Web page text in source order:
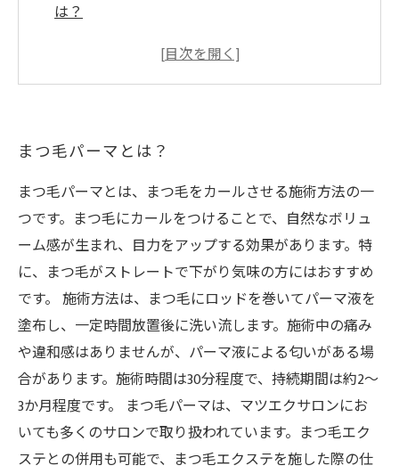
は？
施術前の注意点は？
っておきたいポイントとは？
監修者：colette.スタッフ
まつ毛パーマとは？
まつ毛パーマとは、まつ毛をカールさせる施術方法の一
つです。まつ毛にカールをつけることで、自然なボリュ
ーム感が生まれ、目力をアップする効果があります。特
に、まつ毛がストレートで下がり気味の方にはおすすめ
です。 施術方法は、まつ毛にロッドを巻いてパーマ液を
塗布し、一定時間放置後に洗い流します。施術中の痛み
や違和感はありませんが、パーマ液による匂いがある場
合があります。施術時間は30分程度で、持続期間は約2～
3か月程度です。 まつ毛パーマは、マツエクサロンにお
いても多くのサロンで取り扱われています。まつ毛エク
ステとの併用も可能で、まつ毛エクステを施した際の仕